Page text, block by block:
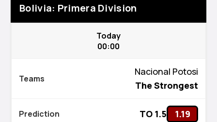
Bolivia: Primera Division
Today
00:00
Nacional Potosi
The Strongest
TO 1.5 1.19